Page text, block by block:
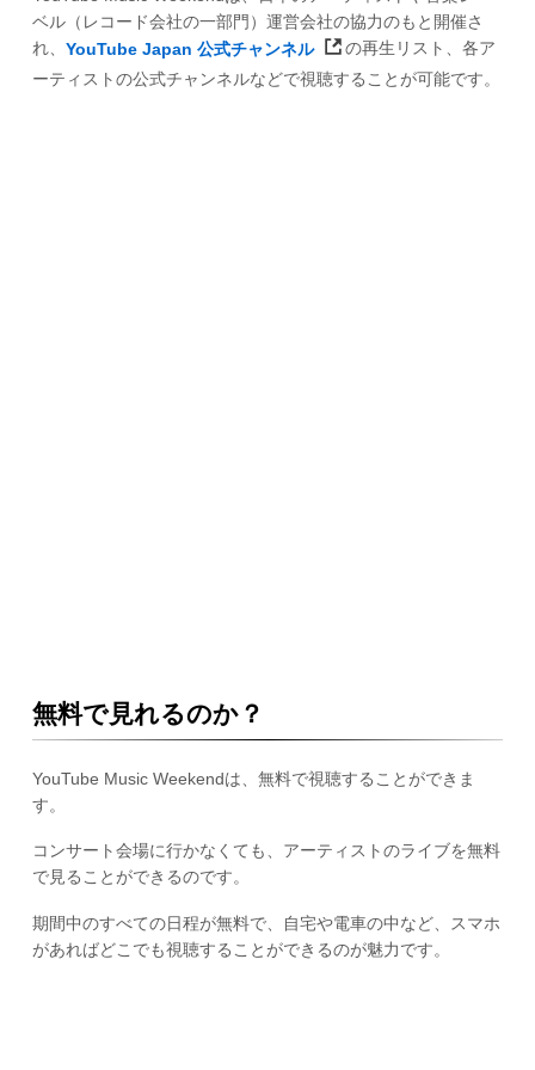
ベル（レコード会社の一部門）運営会社の協力のもと開催さ
れ、 YouTube Japan 公式チャンネル
の再生リスト、各ア
ーティストの公式チャンネルなどで視聴することが可能です。
無料で見れるのか？
YouTube Music Weekendは、無料で視聴することができま
す。
コンサート会場に行かなくても、アーティストのライブを無料
で見ることができるのです。
期間中のすべての日程が無料で、自宅や電車の中など、スマホ
があればどこでも視聴することができるのが魅力です。